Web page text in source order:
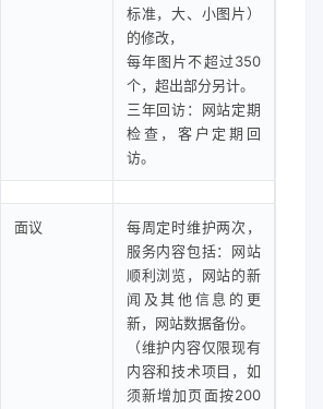
标准，大、小图片）
的修改，
每年图片不超过350
个，超出部分另计。
三年回访：网站定期
检查，客户定期回
访。
面议
每周定时维护两次，
服务内容包括：网站
顺利浏览，网站的新
闻及其他信息的更
新，网站数据备份。
（维护内容仅限现有
内容和技术项目，如
须新增加页面按200